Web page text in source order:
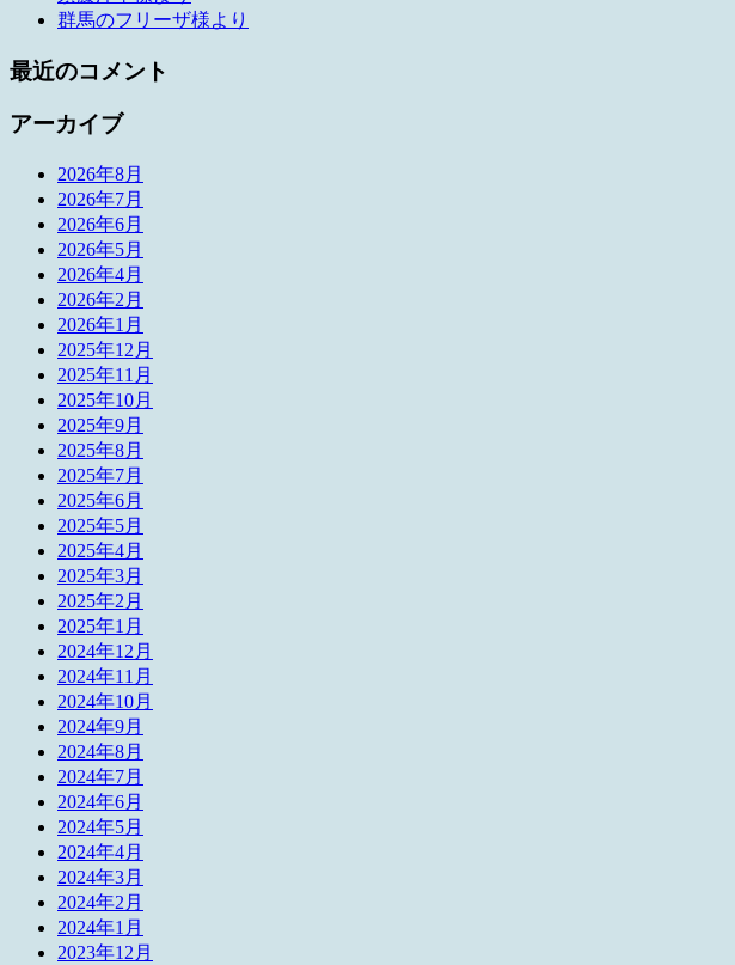
群馬のフリーザ様より
最近のコメント
アーカイブ
2026年8月
2026年7月
2026年6月
2026年5月
2026年4月
2026年2月
2026年1月
2025年12月
2025年11月
2025年10月
2025年9月
2025年8月
2025年7月
2025年6月
2025年5月
2025年4月
2025年3月
2025年2月
2025年1月
2024年12月
2024年11月
2024年10月
2024年9月
2024年8月
2024年7月
2024年6月
2024年5月
2024年4月
2024年3月
2024年2月
2024年1月
2023年12月